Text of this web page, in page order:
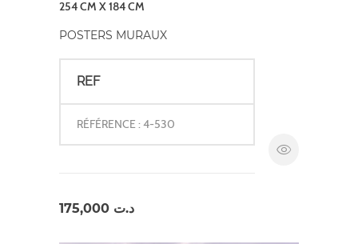
254 CM X 184 CM
POSTERS MURAUX
REF
RÉFÉRENCE : 4-530
د.ت